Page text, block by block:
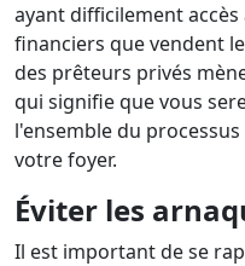
ayant difficilement
financiers que vendent
des prêteurs privés
qui signifie que vous
l'ensemble du
votre foyer.
Éviter les
Il est important de se